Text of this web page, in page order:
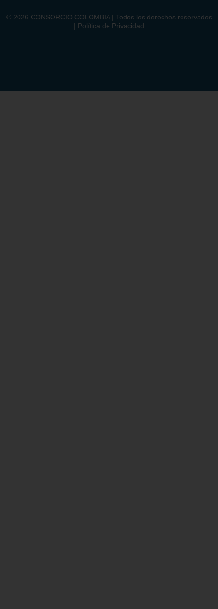
© 2026 CONSORCIO COLOMBIA | Todos los derechos reservados
| Política de Privacidad